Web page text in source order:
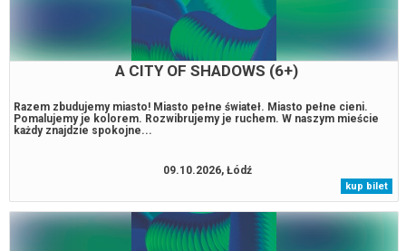
A CITY OF SHADOWS (6+)
Razem zbudujemy miasto! Miasto pełne świateł. Miasto pełne cieni.
Pomalujemy je kolorem. Rozwibrujemy je ruchem. W naszym mieście
każdy znajdzie spokojne...
09.10.2026, Łódź
kup bilet